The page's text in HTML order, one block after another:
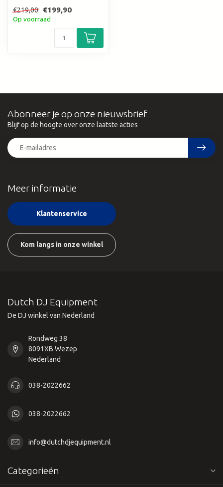
€219,00
€199,90
Op voorraad
Meer informatie
Klantenservice
Kom langs in onze winkel
Abonneer je op onze nieuwsbrief
Blijf op de hoogte over onze laatste acties
Dutch DJ Equipment
De DJ winkel van Nederland
Rondweg 38
8091XB Wezep
Nederland
038-2022662
038-2022662
info@dutchdjequipment.nl
Categorieën